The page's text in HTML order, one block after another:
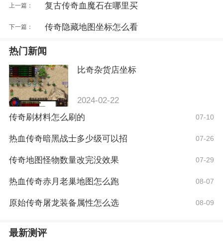
上一篇： 复古传奇血魔石在哪里买
下一篇： 传奇隐藏地图坐标怎么看
热门新闻
比奇杂货店坐标
2024-02-22
传奇刷材料怎么刷的
07-10
热血传奇暗黑战士多少级可以招 07-26
传奇地图怪物数量改完没效果 07-29
热血传奇赤月老巢地图怎么跑 08-07
原始传奇屠龙装备属性怎么选 08-09
最新测评